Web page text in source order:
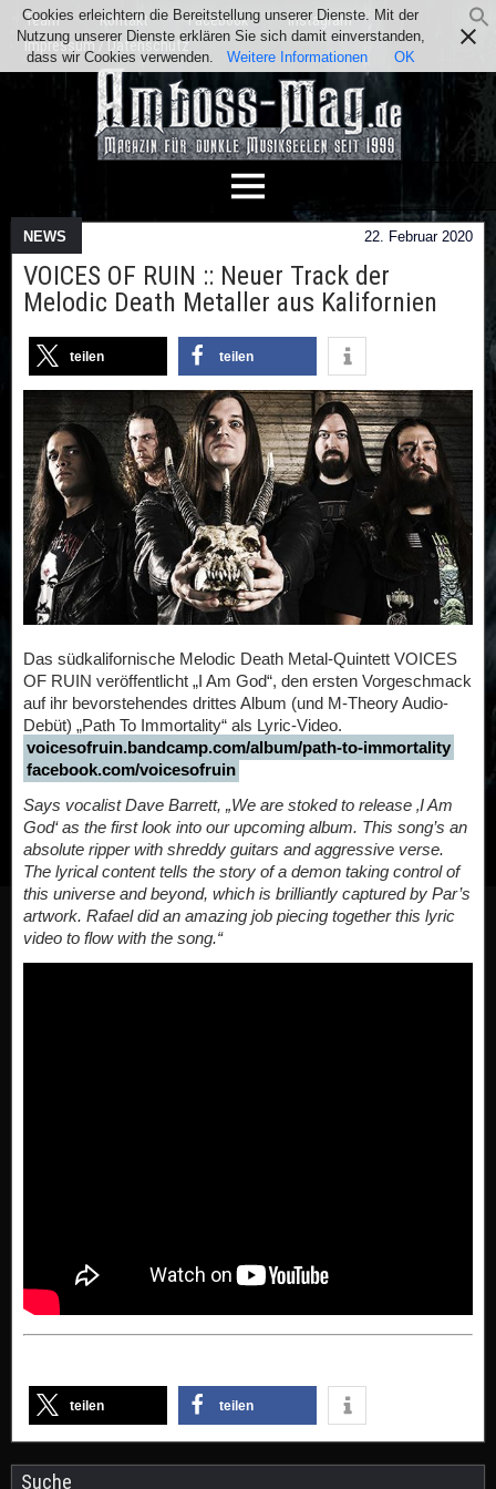
Team Kontakt Facebook
Instagram
Impressum / Datenschutz
NEWS 22. Februar 2020
VOICES OF RUIN :: Neuer Track der
Melodic Death Metaller aus Kalifornien
teilen teilen
Das südkalifornische Melodic Death Metal-Quintett VOICES
OF RUIN veröffentlicht „I Am God“, den ersten Vorgeschmack
auf ihr bevorstehendes drittes Album (und M-Theory Audio-
Debüt) „Path To Immortality“ als Lyric-Video.
voicesofruin.bandcamp.com/album/path-to-immortality
facebook.com/voicesofruin
Says vocalist Dave Barrett, „We are stoked to release ‚I Am
God‘ as the first look into our upcoming album. This song’s an
absolute ripper with shreddy guitars and aggressive verse.
The lyrical content tells the story of a demon taking control of
this universe and beyond, which is brilliantly captured by Par’s
artwork. Rafael did an amazing job piecing together this lyric
video to flow with the song.“
teilen teilen
Suche
Cookies erleichtern die Bereitstellung unserer Dienste. Mit der
Nutzung unserer Dienste erklären Sie sich damit einverstanden,
dass wir Cookies verwenden.
Weitere Informationen OK